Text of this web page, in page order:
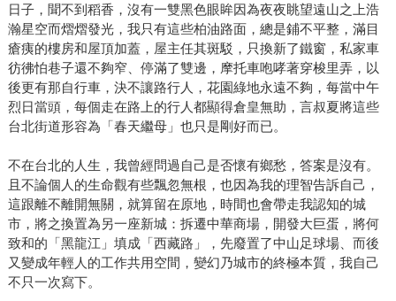
日子，聞不到稻香，沒有一雙黑色眼眸因為夜夜眺望遠山之上浩
瀚星空而熠熠發光，我只有這些柏油路面，總是鋪不平整，滿目
瘡痍的樓房和屋頂加蓋，屋主任其斑駁，只換新了鐵窗，私家車
彷彿怕巷子還不夠窄、停滿了雙邊，摩托車咆哮著穿梭里弄，以
後更有那自行車，決不讓路行人，花園綠地永遠不夠，每當中午
烈日當頭，每個走在路上的行人都顯得倉皇無助，言叔夏將這些
台北街道形容為「春天繼母」也只是剛好而已。
不在台北的人生，我曾經問過自己是否懷有鄉愁，答案是沒有。
且不論個人的生命觀有些飄忽無根，也因為我的理智告訴自己，
這跟離不離開無關，就算留在原地，時間也會帶走我認知的城
市，將之換置為另一座新城：拆遷中華商場，開發大巨蛋，將何
致和的「黑龍江」填成「西藏路」，先廢置了中山足球場、而後
又變成年輕人的工作共用空間，變幻乃城市的終極本質，我自己
不只一次寫下。